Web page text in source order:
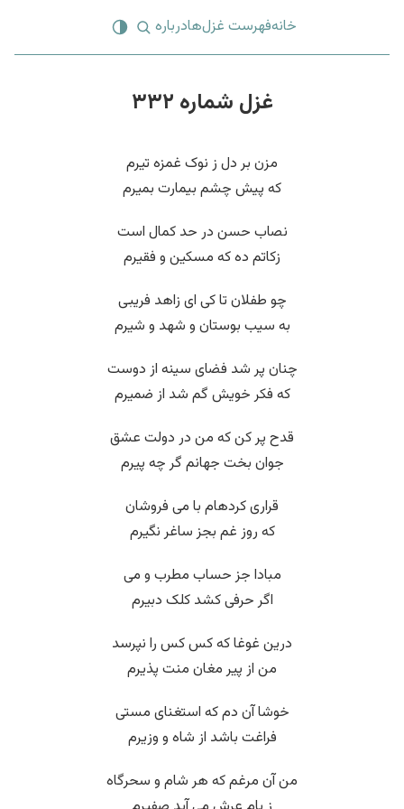
خانهفهرست غزل‌هادرباره
غزل شماره ۳۳۲
مزن بر دل ز نوک غمزه تیرم
که پیش چشم بیمارت بمیرم
نصاب حسن در حد کمال است
زکاتم ده که مسکین و فقیرم
چو طفلان تا کی ای زاهد فریبی
به سیب بوستان و شهد و شیرم
چنان پر شد فضای سینه از دوست
که فکر خویش گم شد از ضمیرم
قدح پر کن که من در دولت عشق
جوان بخت جهانم گر چه پیرم
قراری کردهام با می فروشان
که روز غم بجز ساغر نگیرم
مبادا جز حساب مطرب و می
اگر حرفی کشد کلک دبیرم
درین غوغا که کس کس را نپرسد
من از پیر مغان منت پذیرم
خوشا آن دم که استغنای مستی
فراغت باشد از شاه و وزیرم
من آن مرغم که هر شام و سحرگاه